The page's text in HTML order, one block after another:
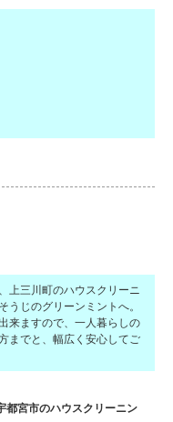
上三川町のハウスクリーニ
うじのグリーンミントへ。
来ますので、一人暮らしの
までと、幅広く安心してご
都宮市のハウスクリーニン